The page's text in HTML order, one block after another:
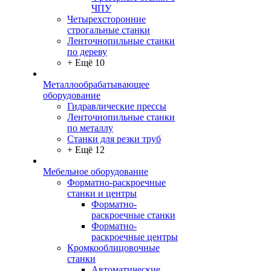
ЧПУ
Четырехсторонние
строгальные станки
Ленточнопильные станки
по дереву
+ Ещё 10
Металлообрабатывающее
оборудование
Гидравлические прессы
Ленточнопильные станки
по металлу
Станки для резки труб
+ Ещё 12
Мебельное оборудование
Форматно-раскроечные
станки и центры
Форматно-
раскроечные станки
Форматно-
раскроечные центры
Кромкооблицовочные
станки